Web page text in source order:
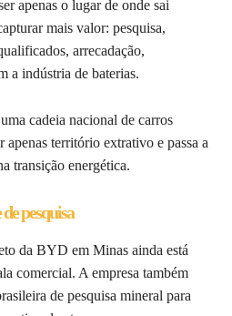
apenas o lugar de onde sai
mais valor: pesquisa,
arrecadação,
a indústria de baterias.
cadeia nacional de carros
apenas território extrativo e passa a
transição energética.
pesquisa
da BYD em Minas ainda está
comercial. A empresa também
de pesquisa mineral para